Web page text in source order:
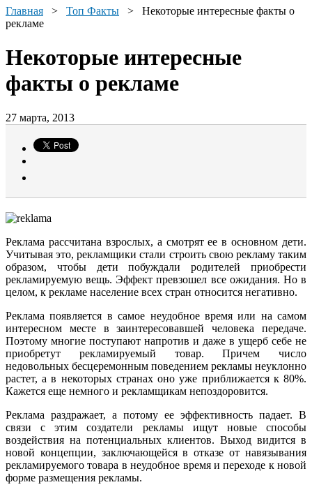
Главная > Топ Факты > Некоторые интересные факты о
рекламе
Некоторые интересные
факты о рекламе
27 марта, 2013
Реклама рассчитана взрослых, а смотрят ее в основном дети.
Учитывая это, рекламщики стали строить свою рекламу таким
образом, чтобы дети побуждали родителей приобрести
рекламируемую вещь. Эффект превзошел все ожидания. Но в
целом, к рекламе население всех стран относится негативно.
Реклама появляется в самое неудобное время или на самом
интересном месте в заинтересовавшей человека передаче.
Поэтому многие поступают напротив и даже в ущерб себе не
приобретут рекламируемый товар. Причем число
недовольных бесцеремонным поведением рекламы неуклонно
растет, а в некоторых странах оно уже приближается к 80%.
Кажется еще немного и рекламщикам непоздоровится.
Реклама раздражает, а потому ее эффективность падает. В
связи с этим создатели рекламы ищут новые способы
воздействия на потенциальных клиентов. Выход видится в
новой концепции, заключающейся в отказе от навязывания
рекламируемого товара в неудобное время и переходе к новой
форме размещения рекламы.